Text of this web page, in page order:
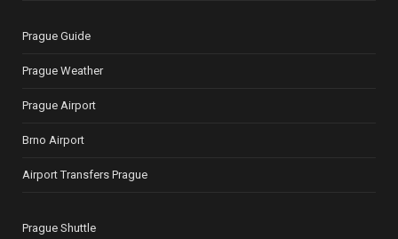
Prague Guide
Prague Weather
Prague Airport
Brno Airport
Airport Transfers Prague
Prague Shuttle